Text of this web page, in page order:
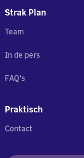
Strak Plan
Team
In de pers
FAQ’s
Praktisch
Contact